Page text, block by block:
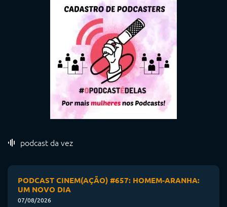
podcast da vez
PODCAST CINEM(AÇÃO) #657: HOMEM-ARANHA:
UM NOVO DIA
07/08/2026